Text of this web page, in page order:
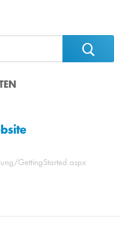
GettingStarted.aspx